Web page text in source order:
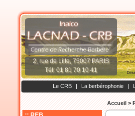
2, rue de Lille, 75007 PARIS
Tél: 01 81 70 10 41
Le CRB | La berbérophonie |
Accueil>